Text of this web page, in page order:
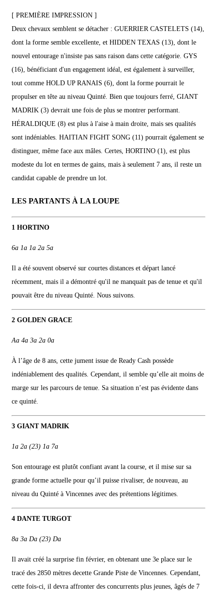
[ PREMIÈRE IMPRESSION ]
Deux chevaux semblent se détacher : GUERRIER CASTELETS (14),
dont la forme semble excellente, et HIDDEN TEXAS (13), dont le
nouvel entourage n'insiste pas sans raison dans cette catégorie. GYS
(16), bénéficiant d'un engagement idéal, est également à surveiller,
tout comme HOLD UP RANAIS (6), dont la forme pourrait le
propulser en tête au niveau Quinté. Bien que toujours ferré, GIANT
MADRIK (3) devrait une fois de plus se montrer performant.
HÉRALDIQUE (8) est plus à l'aise à main droite, mais ses qualités
sont indéniables. HAITIAN FIGHT SONG (11) pourrait également se
distinguer, même face aux mâles. Certes, HORTINO (1), est plus
modeste du lot en termes de gains, mais à seulement 7 ans, il reste un
candidat capable de prendre un lot.
LES PARTANTS À LA LOUPE
1 HORTINO
6a 1a 1a 2a 5a
Il a été souvent observé sur courtes distances et départ lancé
récemment, mais il a démontré qu'il ne manquait pas de tenue et qu'il
pouvait être du niveau Quinté. Nous suivons.
2 GOLDEN GRACE
Aa 4a 3a 2a 0a
À l’âge de 8 ans, cette jument issue de Ready Cash possède
indéniablement des qualités. Cependant, il semble qu’elle ait moins de
marge sur les parcours de tenue. Sa situation n’est pas évidente dans
ce quinté.
3 GIANT MADRIK
1a 2a (23) 1a 7a
Son entourage est plutôt confiant avant la course, et il mise sur sa
grande forme actuelle pour qu’il puisse rivaliser, de nouveau, au
niveau du Quinté à Vincennes avec des prétentions légitimes.
4 DANTE TURGOT
8a 3a Da (23) Da
Il avait créé la surprise fin février, en obtenant une 3e place sur le
tracé des 2850 mètres decette Grande Piste de Vincennes. Cependant,
cette fois-ci, il devra affronter des concurrents plus jeunes, âgés de 7